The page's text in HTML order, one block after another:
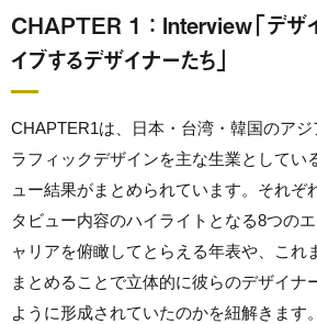
CHAPTER 1 ： Interview「デザ
イブするデザイナーたち」
CHAPTER1は、日本・台湾・韓国のア
ラフィックデザインを主な生業としてい
ュー結果がまとめられています。それぞ
タビュー内容のハイライトとなる8つの
ャリアを俯瞰してとらえる年表や、これ
まとめることで立体的に彼らのデザイナ
ように形成されていたのかを紐解きます